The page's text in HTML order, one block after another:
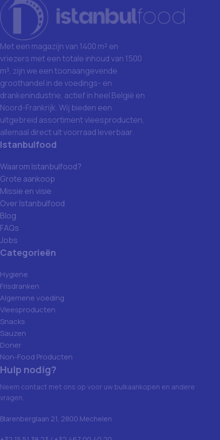
Met een magazijn van 1400 m² en
vriezers met een totale inhoud van 1500
m³, zijn we een toonaangevende
groothandel in de voedings- en
drankenindustrie, actief in heel België en
Noord-Frankrijk. Wij bieden een
uitgebreid assortiment vleesproducten,
allemaal direct uit voorraad leverbaar.
Istanbulfood
Waarom Istanbulfood?
Grote aankoop
Missie en visie
Over Istanbulfood
Blog
FAQs
Jobs
Categorieën
Hygiene
Frisdranken
Algemene voeding
Vleesproducten
Snacks
Sauzen
Doner
Non-Food Producten
Hulp nodig?
Neem contact met ons op voor uw bulkaankopen en andere
vragen.
Blarenberglaan 21, 2800 Mechelen